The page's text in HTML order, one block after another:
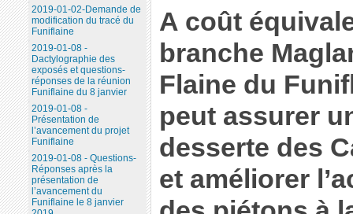
A coût
branche
Flaine du
peut assurer
desserte des
et améliorer
2019-01-02-Demande de
modification du tracé du
Funiflaine
2019-01-08 -
Dactylographie des
exposés et questions-
réponses de la réunion
Funiflaine du 8 janvier
2019-01-08 -
Présentation de
l’avancement du projet
Funiflaine
2019-01-08 - Questions-
Réponses après la
présentation de
l’avancement du
Funiflaine le 8 janvier